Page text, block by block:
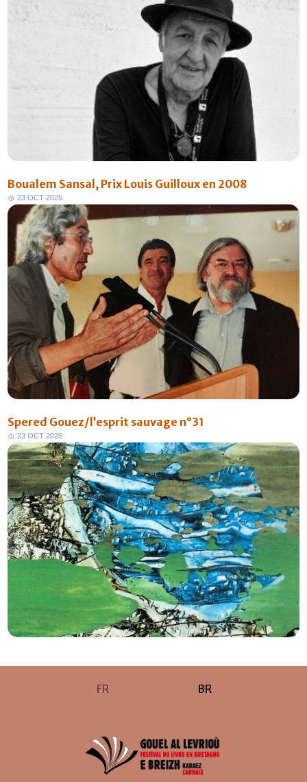
Boualem Sansal, Prix Louis Guilloux en 2008
23 OCT 2025
Spered Gouez/l’esprit sauvage n°31
23 OCT 2025
FR BR